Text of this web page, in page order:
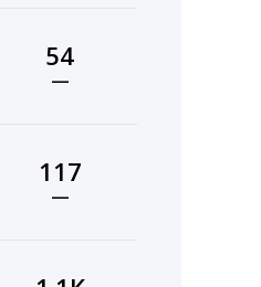
54
—
117
—